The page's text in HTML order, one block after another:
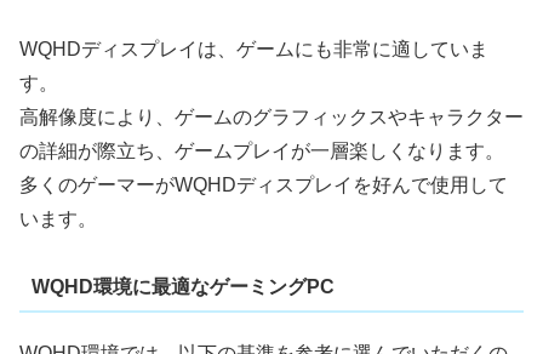
WQHDディスプレイは、ゲームにも非常に適していま
す。
高解像度により、ゲームのグラフィックスやキャラクター
の詳細が際立ち、ゲームプレイが一層楽しくなります。
多くのゲーマーがWQHDディスプレイを好んで使用して
います。
WQHD環境に最適なゲーミングPC